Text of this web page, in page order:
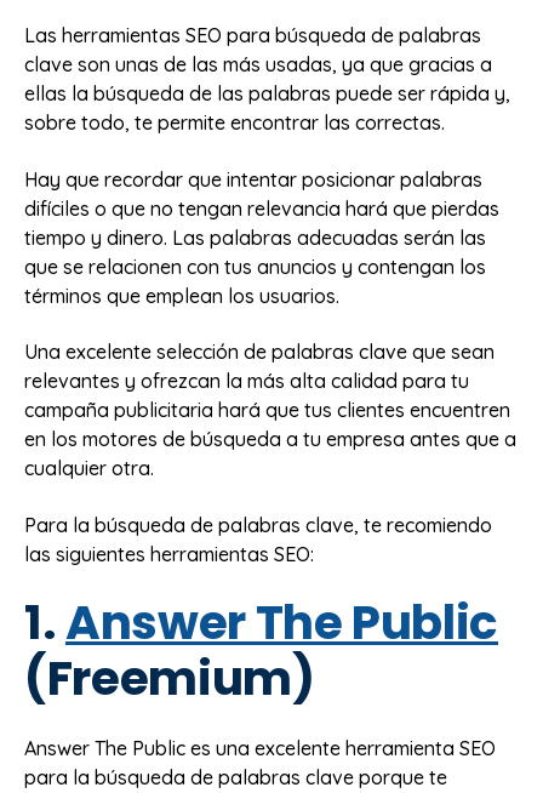
Las herramientas SEO para búsqueda de palabras
clave son unas de las más usadas, ya que gracias a
ellas la búsqueda de las palabras puede ser rápida y,
sobre todo, te permite encontrar las correctas.
Hay que recordar que intentar posicionar palabras
difíciles o que no tengan relevancia hará que pierdas
tiempo y dinero. Las palabras adecuadas serán las
que se relacionen con tus anuncios y contengan los
términos que emplean los usuarios.
Una excelente selección de palabras clave que sean
relevantes y ofrezcan la más alta calidad para tu
campaña publicitaria hará que tus clientes encuentren
en los motores de búsqueda a tu empresa antes que a
cualquier otra.
Para la búsqueda de palabras clave, te recomiendo
las siguientes herramientas SEO:
1.Answer The Public
(Freemium)
Answer The Public es una excelente herramienta SEO
para la búsqueda de palabras clave porque te